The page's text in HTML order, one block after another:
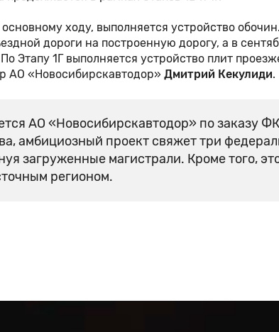
ходу, выполняется устройство
дороги на построенную дорогу, а в
Этапу 1Г выполняется устройство плит
АО «Новосибирскавтодор» Дмитрий Кекулиди.
АО «Новосибирскавтодор» по заказу
амбициозный проект свяжет три
загруженные магистрали. Кроме того,
регионом.